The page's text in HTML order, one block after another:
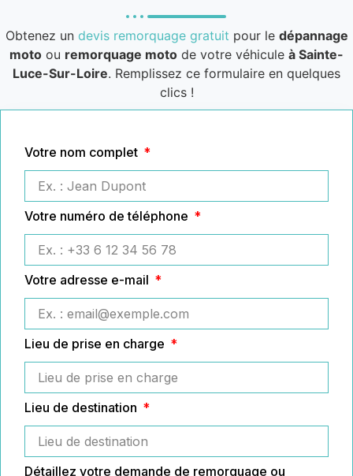
Obtenez un devis remorquage gratuit pour le dépannage
moto ou remorquage moto de votre véhicule à Sainte-
Luce-Sur-Loire. Remplissez ce formulaire en quelques
clics !
Votre nom complet
Votre numéro de téléphone
Votre adresse e-mail
Lieu de prise en charge
Lieu de destination
Détaillez votre demande de remorquage ou